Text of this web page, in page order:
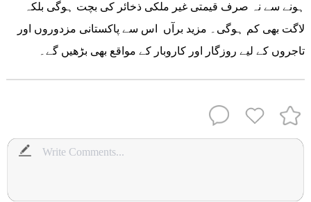
ہونے سے نہ صرف قیمتی غیر ملکی ذخائر کی بچت ہوگی بلکہ
لاگت بھی کم ہوگی۔ مزید برآں اس سے پاکستانی مزدوروں اور
تاجروں کے لیے روزگار اور کاروبار کے مواقع بھی بڑھیں گے۔